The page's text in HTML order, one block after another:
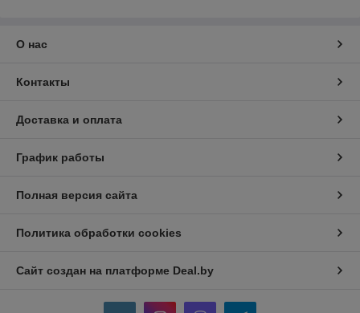
О нас
Контакты
Доставка и оплата
График работы
Полная версия сайта
Политика обработки cookies
Сайт создан на платформе Deal.by